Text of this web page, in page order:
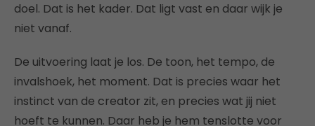
doel. Dat is het kader. Dat ligt vast en daar wijk je
niet vanaf.
De uitvoering laat je los. De toon, het tempo, de
invalshoek, het moment. Dat is precies waar het
instinct van de creator zit, en precies wat jij niet
hoeft te kunnen. Daar heb je hem tenslotte voor